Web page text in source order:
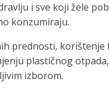
i sve koji žele
konzumiraju.
prednosti, korištenje
plastičnog
izborom.